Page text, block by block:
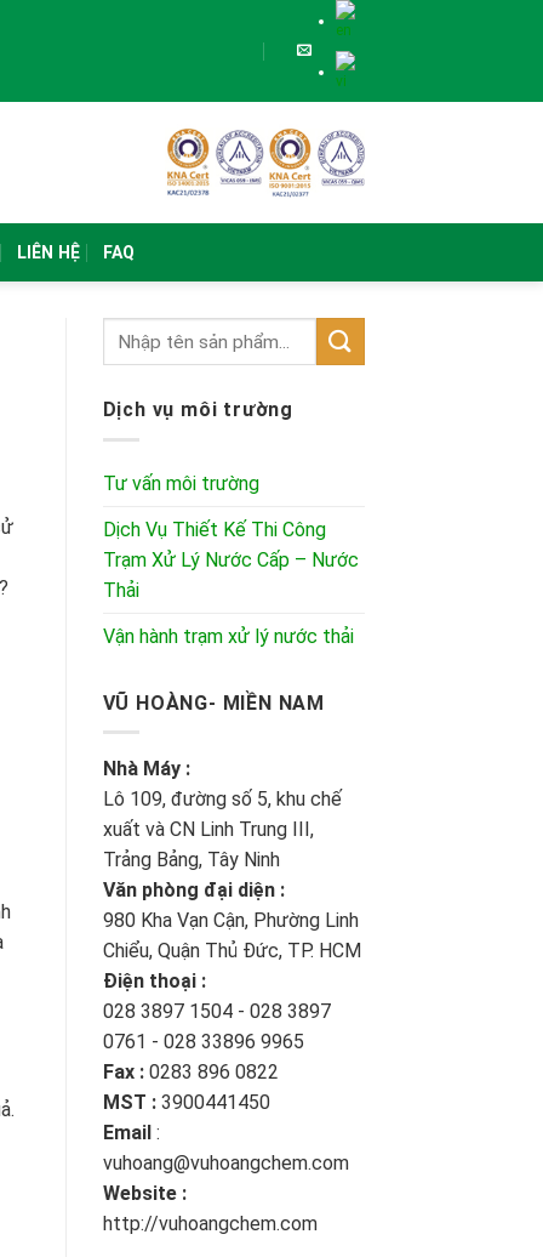
LIÊN HỆ FAQ
Dịch vụ môi trường
Tư vấn môi trường
Dịch Vụ Thiết Kế Thi Công
Trạm Xử Lý Nước Cấp – Nước
Thải
Vận hành trạm xử lý nước thải
VŨ HOÀNG- MIỀN NAM
Nhà Máy :
Lô 109, đường số 5, khu chế
xuất và CN Linh Trung III,
Trảng Bảng, Tây Ninh
Văn phòng đại diện :
980 Kha Vạn Cận, Phường Linh
Chiểu, Quận Thủ Đức, TP. HCM
Điện thoại :
028 3897 1504 - 028 3897
0761 - 028 33896 9965
Fax : 0283 896 0822
MST : 3900441450
Email :
vuhoang@vuhoangchem.com
Website :
http://vuhoangchem.com